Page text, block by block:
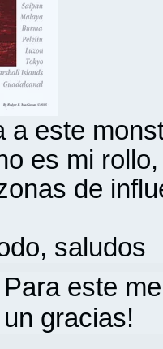
a este
es mi
de
saludos
Para este
un gracias!